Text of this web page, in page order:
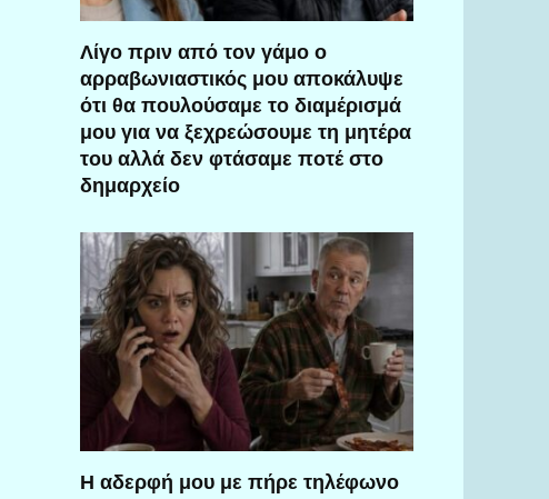
Λίγο πριν από τον γάμο ο
αρραβωνιαστικός μου αποκάλυψε
ότι θα πουλούσαμε το διαμέρισμά
μου για να ξεχρεώσουμε τη μητέρα
του αλλά δεν φτάσαμε ποτέ στο
δημαρχείο
Η αδερφή μου με πήρε τηλέφωνο